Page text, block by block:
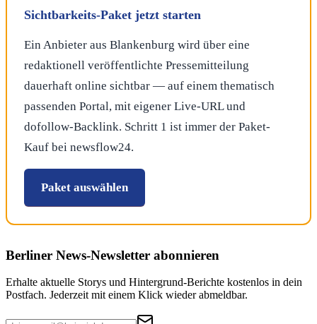
Sichtbarkeits-Paket jetzt starten
Ein Anbieter aus Blankenburg wird über eine
redaktionell veröffentlichte Pressemitteilung
dauerhaft online sichtbar — auf einem thematisch
passenden Portal, mit eigener Live-URL und
dofollow-Backlink. Schritt 1 ist immer der Paket-
Kauf bei newsflow24.
Paket auswählen
Berliner News-Newsletter abonnieren
Erhalte aktuelle Storys und Hintergrund-Berichte kostenlos in dein
Postfach. Jederzeit mit einem Klick wieder abmeldbar.